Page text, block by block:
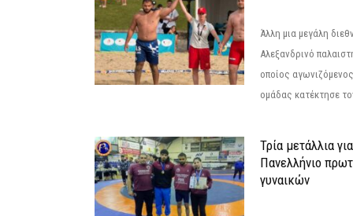
Άλλη μια μεγάλη
Αλεξανδρινό
οποίος
ομάδας κατέκτησε
Τρία μετάλλια
Πανελλήνιο
γυναικών